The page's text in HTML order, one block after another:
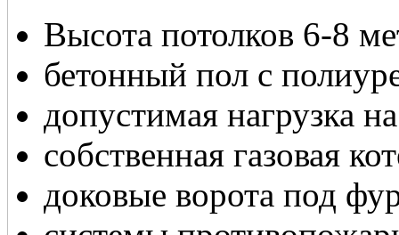
Высота потолков 6-8
бетонный пол с
допустимая нагрузка
собственная газовая
доковые ворота под